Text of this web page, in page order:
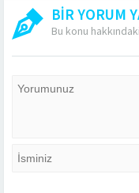
BİR YORUM
Bu konu